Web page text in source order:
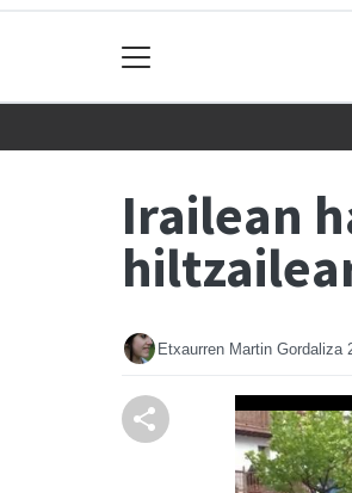
Irailean
Etxaurren Martin Gordaliza